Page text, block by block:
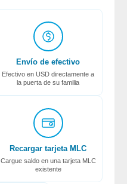
Envío de efectivo
Efectivo en USD directamente a
la puerta de su familia
Recargar tarjeta MLC
Cargue saldo en una tarjeta MLC
existente